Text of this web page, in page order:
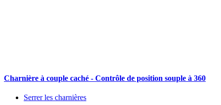
Charnière à couple caché - Contrôle de position souple à 360
Serrer les charnières